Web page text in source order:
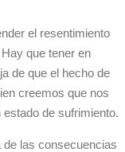
el resentimiento
que tener en
de que el hecho de
creemos que nos
de sufrimiento.
de las consecuencias